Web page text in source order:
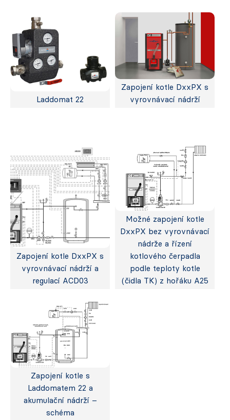
Laddomat 22
Zapojení kotle DxxPX s
vyrovnávací nádrží
Zapojení kotle DxxPX s
vyrovnávací nádrží a
regulací ACD03
Možné zapojení kotle
DxxPX bez vyrovnávací
nádrže a řízení
kotlového čerpadla
podle teploty kotle
(čidla TK) z hořáku A25
Zapojení kotle s
Laddomatem 22 a
akumulační nádrží –
schéma